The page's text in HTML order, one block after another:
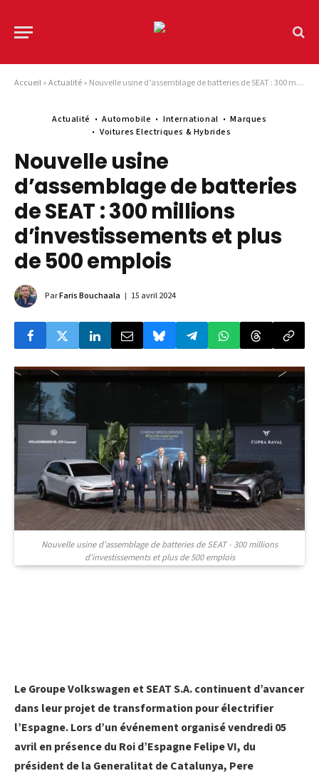
Accueil»Actualité» Nouvelle usine d’assemblage de batteries de SEAT : 300 millions d’investissements et plus de 500 emplois
Actualité Automobile International
Marques
Voitures Electriques & Hybrides
Nouvelle usine
d’assemblage de batteries
de SEAT : 300 millions
d’investissements et plus
de 500 emplois
ParFaris Bouchaala 15 avril 2024
Nouvelle usine d'assemblage de batteries de SEAT - 300 millions
d'investissements et plus de 500 emplois
Le Groupe Volkswagen et SEAT S.A. continuent d’avancer
dans leur projet de transformation pour électrifier
l’Espagne. Lors d’un événement organisé vendredi 05
avril en présence du Roi d’Espagne Felipe VI, du
président de la Generalitat de Catalunya, Pere